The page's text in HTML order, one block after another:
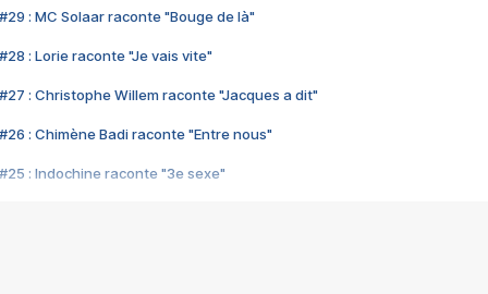
#29 : MC Solaar raconte "Bouge de là"
#28 : Lorie raconte "Je vais vite"
#27 : Christophe Willem raconte "Jacques a dit"
#26 : Chimène Badi raconte "Entre nous"
#25 : Indochine raconte "3e sexe"